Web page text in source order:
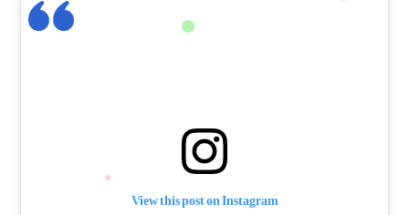
View this post on Instagram